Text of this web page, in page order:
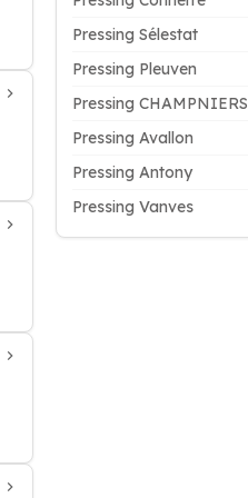
Pressing Sélestat
Pressing Pleuven
Pressing CHAMPNIERS
Pressing Avallon
Pressing Antony
Pressing Vanves